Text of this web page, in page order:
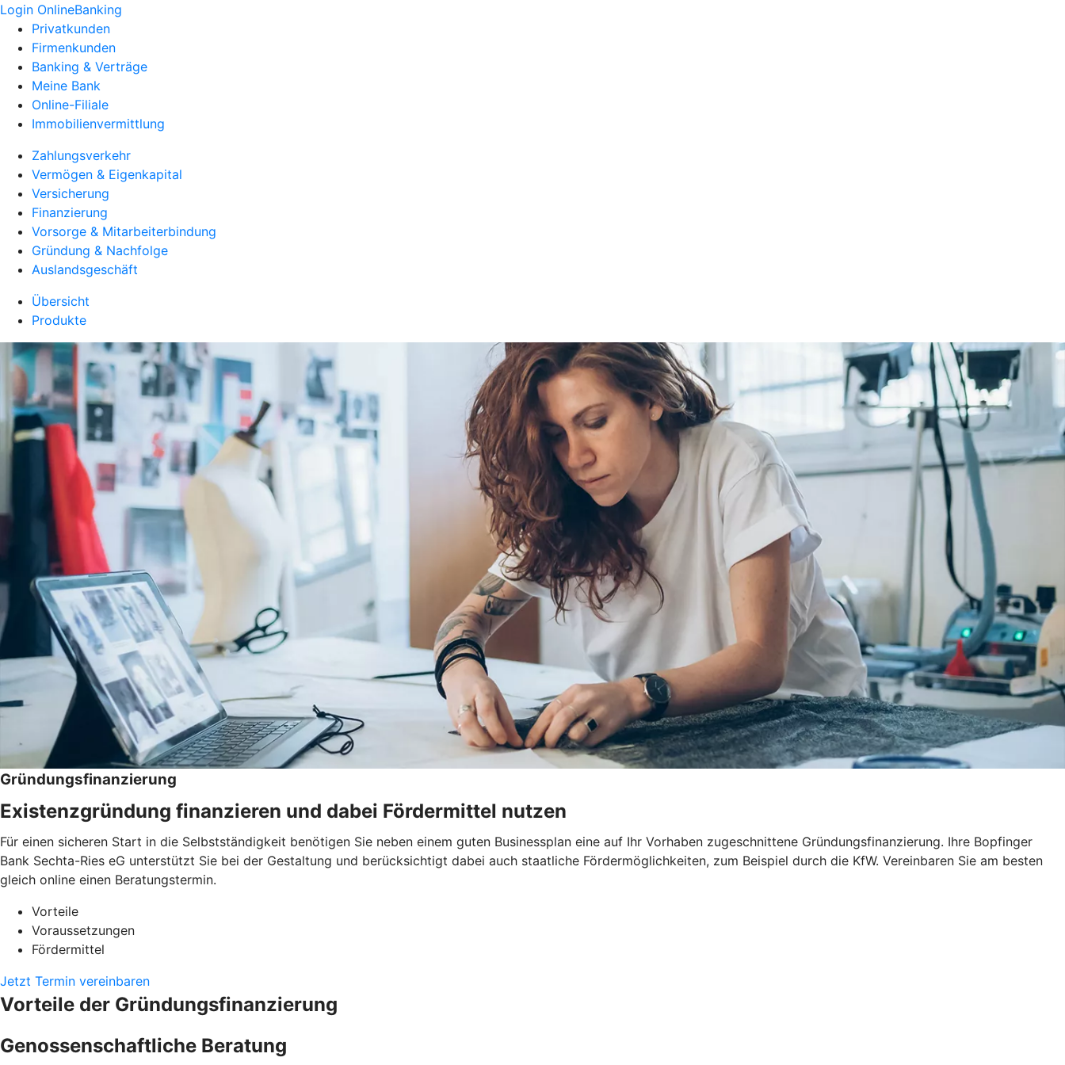
Login OnlineBanking
Privatkunden
Firmenkunden
Banking & Verträge
Meine Bank
Online-Filiale
Immobilienvermittlung
Zahlungsverkehr
Vermögen & Eigenkapital
Versicherung
Finanzierung
Vorsorge & Mitarbeiterbindung
Gründung & Nachfolge
Auslandsgeschäft
Übersicht
Produkte
Gründungsfinanzierung
Existenzgründung finanzieren und dabei Fördermittel nutzen
Für einen sicheren Start in die Selbstständigkeit benötigen Sie neben einem guten Businessplan eine auf Ihr Vorhaben zugeschnittene Gründungsfinanzierung. Ihre Bopfinger
Bank Sechta-Ries eG unterstützt Sie bei der Gestaltung und berücksichtigt dabei auch staatliche Fördermöglichkeiten, zum Beispiel durch die KfW. Vereinbaren Sie am besten
gleich online einen Beratungstermin.
Vorteile
Voraussetzungen
Fördermittel
Jetzt Termin vereinbaren
Vorteile der Gründungsfinanzierung
Genossenschaftliche Beratung